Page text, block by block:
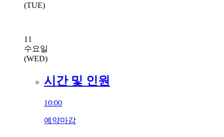
(TUE)
11
수요일
(WED)
시간 및 인원
10:00
예약마감